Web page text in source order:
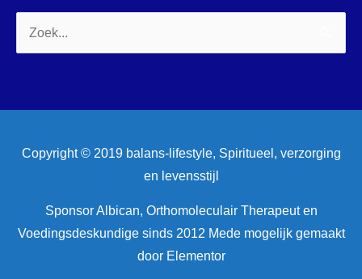
Zoek
naar:
Copyright © 2019 balans-lifestyle, Spiritueel, verzorging
en levensstijl
Sponsor Albican, Orthomoleculair Therapeut en
Voedingsdeskundige sinds 2012 Mede mogelijk gemaakt
door Elementor